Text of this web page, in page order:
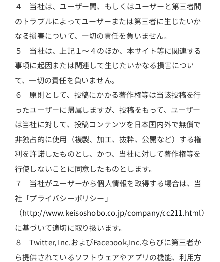
４ 当社は、ユーザー間、もしくはユーザーと第三者間
のトラブルによってユーザーまたは第三者に生じたいか
なる損害について、一切の責任を負いません。
５ 当社は、上記１～４のほか、本サイト等に関連する
事項に起因または関連して生じたいかなる損害につい
て、一切の責任を負いません。
６ 原則として、投稿にかかる著作権等は当該投稿を行
ったユーザーに帰属しますが、投稿をもって、ユーザー
は当社に対して、投稿コンテンツを日本国内外で無償で
非独占的に使用（複製、加工、抜粋、公開など）する権
利を許諾したものとし、かつ、当社に対して著作権等を
行使しないことに同意したものとします。
７ 当社がユーザーから個人情報を取得する場合は、当
社「プライバシーポリシー」
（http://www.keisoshobo.co.jp/company/cc211.html）
に基づいて適切に取り扱います。
８ Twitter, Inc.およびFacebook,Inc.ならびに第三者か
ら提供されているソフトウェアやアプリの機能、利用方